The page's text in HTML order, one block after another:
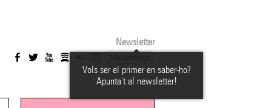
Newsletter
Vols ser el primer en saber-ho?
Apunta't al newsletter!